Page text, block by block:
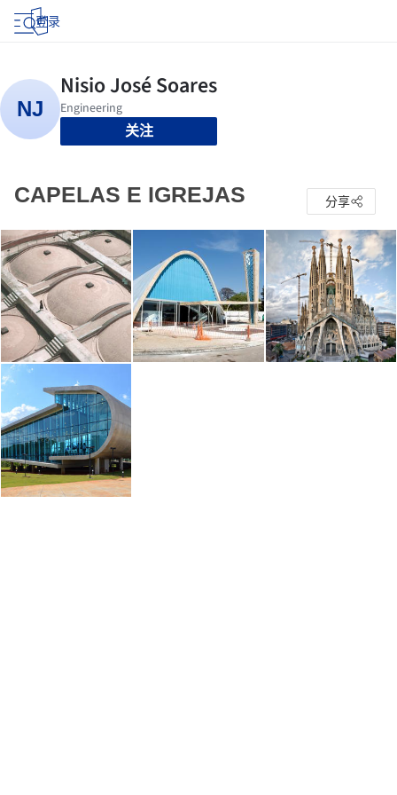
登录
关注
CAPELAS E IGREJAS 分享